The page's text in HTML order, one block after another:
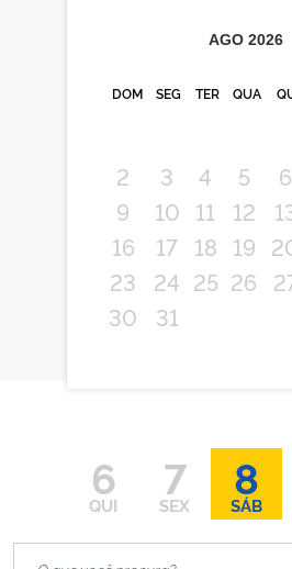
AGO 2026
DOM SEG TER QUA
2
3 4 5 6
9
10 11 12
16
17 18 19
23
24 25 26
30
31
6
QUI
7
SEX
8
SÁB